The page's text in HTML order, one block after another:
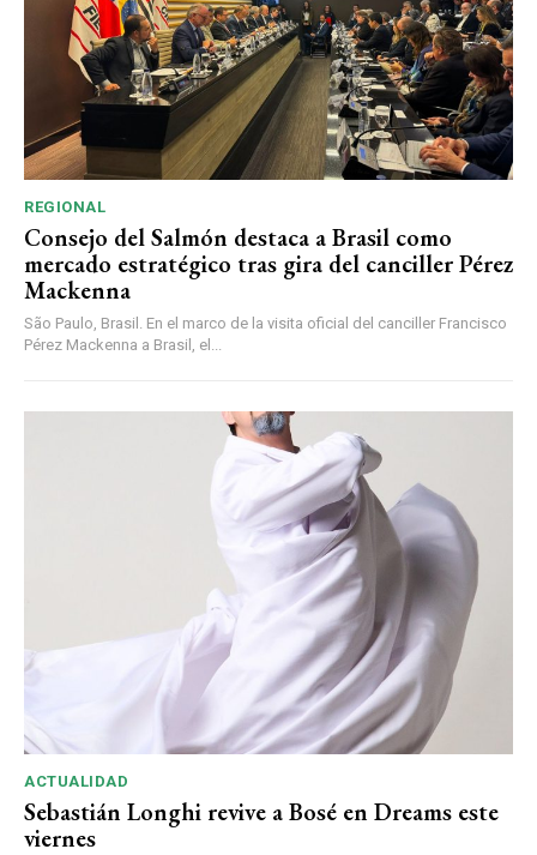
REGIONAL
Consejo del Salmón destaca a Brasil como
mercado estratégico tras gira del canciller Pérez
Mackenna
São Paulo, Brasil. En el marco de la visita oficial del canciller Francisco
Pérez Mackenna a Brasil, el...
ACTUALIDAD
Sebastián Longhi revive a Bosé en Dreams este
viernes